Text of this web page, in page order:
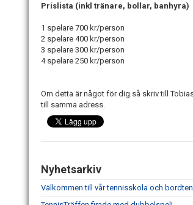
Prislista (inkl tränare, bollar, banhyra)
1 spelare 700 kr/person
2 spelare 400 kr/person
3 spelare 300 kr/person
4 spelare 250 kr/person
Om detta är något för dig så skriv till
till samma adress.
Nyhetsarkiv
Välkommen till vår tennisskola och